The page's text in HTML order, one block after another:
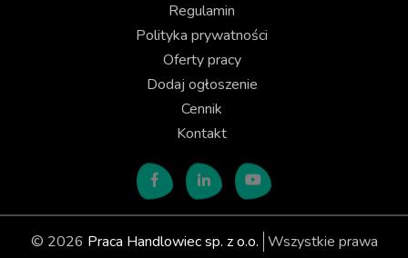
Regulamin
Polityka prywatności
Oferty pracy
Dodaj ogłoszenie
Cennik
Kontakt
© 2026 Praca Handlowiec sp. z o.o. Wszystkie prawa